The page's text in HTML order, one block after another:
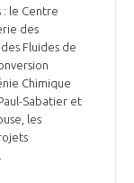
: le Centre
des
Fluides de
Chimique
Sabatier et
les